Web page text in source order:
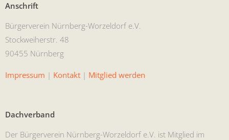
Anschrift
Bürg­ervere­in Nürn­berg-Worzel­dorf e.V.
Stock­wei­her­str. 48
90455 Nürnberg
Impres­sum | Kon­takt | Mit­glied werden
Dachverband
Der Bürg­ervere­in Nürn­berg-Worzel­dorf e.V. ist Mit­glied im